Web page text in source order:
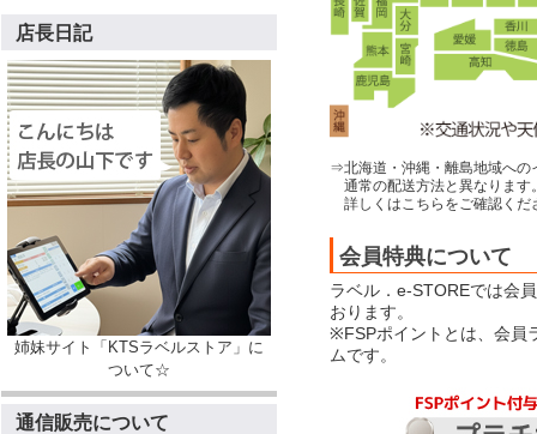
店長日記
姉妹サイト「KTSラベルストア」に
ついて☆
通信販売について
⇒北海道・沖縄・離島地域への
通常の配送方法と異なります
詳しくはこちらをご確認くだ
会員特典について
ラベル．e-STOREでは会
おります。
※FSPポイントとは、会員
ムです。